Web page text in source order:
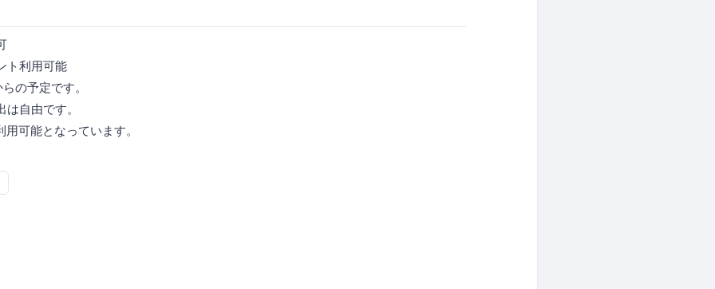
ト利用可能
の予定です。
自由です。
可能となっています。